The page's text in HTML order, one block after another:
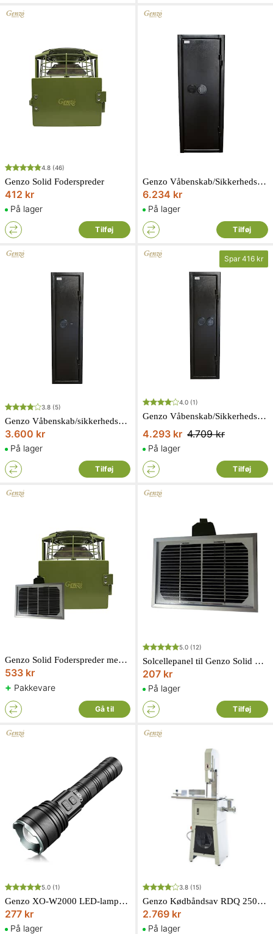
4.8 (46)
Genzo Solid Foderspreder
412 kr
På lager
Tilføj
Genzo Våbenskab/Sikkerhedsskab SolidSafe 104kg Kodelås Black edition
6.234 kr
På lager
Tilføj
3.8 (5)
Genzo Våbenskab/sikkerhedsskab SolidSafe 80 kg nøglelås Black edition
3.600 kr
På lager
Tilføj
Spar 416 kr
4.0 (1)
Genzo Våbenskab/Sikkerhedsskab SolidSafe 80kg Kodelås Black edition
4.293 kr 4.709 kr
På lager
Tilføj
Genzo Solid Foderspreder med solceller.
533 kr
+ Pakkevare
Gå til
5.0 (12)
Solcellepanel til Genzo Solid Foderspreder
207 kr
På lager
Tilføj
5.0 (1)
Genzo XO-W2000 LED-lampe 2000 lumen fokuserbart hvidt lys
277 kr
På lager
3.8 (15)
Genzo Kødbåndsav RDQ 250 m/kødkværn
2.769 kr
På lager